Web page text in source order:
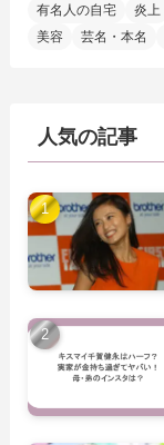
有名人の自宅
炎上
美容
芸名・本名
人気の記事